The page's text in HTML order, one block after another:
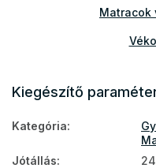
Matracok
Földön
Kiegészítő
Kategória:
Jótállás:
24